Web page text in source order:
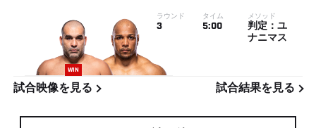
WIN
ラウンド
3
タイム
5:00
メソッド
判定：ユ
ナニマス
試合映像を見る 試合結果を見る